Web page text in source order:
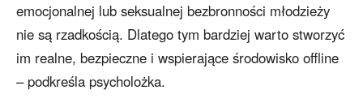
emocjonalnej lub seksualnej bezbronności młodzieży
nie są rzadkością. Dlatego tym bardziej warto stworzyć
im realne, bezpieczne i wspierające środowisko offline
– podkreśla psycholożka.